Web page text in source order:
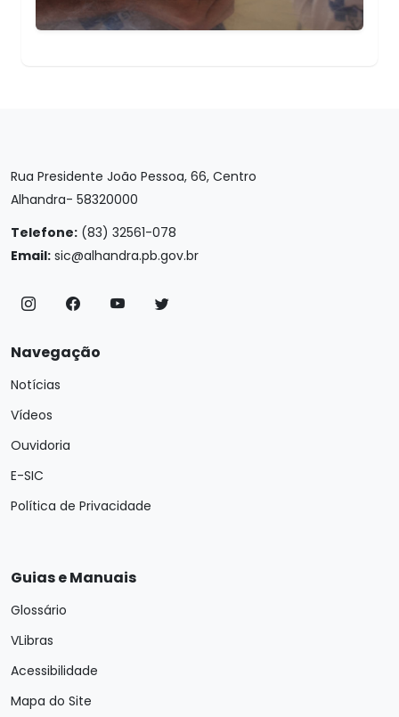
Rua Presidente João Pessoa, 66, Centro
Alhandra- 58320000
Telefone: (83) 32561-078
Email: sic@alhandra.pb.gov.br
Navegação
Notícias
Vídeos
Ouvidoria
E-SIC
Política de Privacidade
Guias e Manuais
Glossário
VLibras
Acessibilidade
Mapa do Site